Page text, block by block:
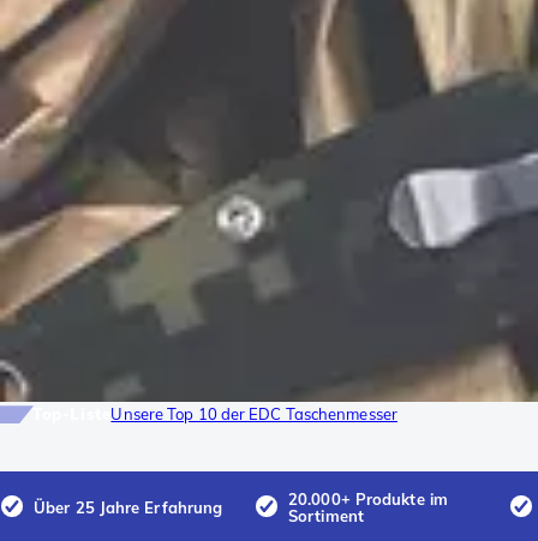
Unsere Top 10 der EDC Taschenmesser
Über 25 Jahre Erfahrung
20.000+ Produkte im
Sortiment